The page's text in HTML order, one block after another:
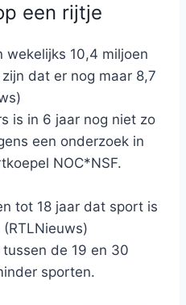
een rijtje
wekelijks 10,4 miljoen
dat er nog maar 8,7
is in 6 jaar nog niet zo
een onderzoek in
NOC*NSF.
tot 18 jaar dat sport is
de 19 en 30
sporten.